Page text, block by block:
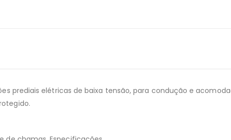
prediais elétricas de baixa tensão, para condução e